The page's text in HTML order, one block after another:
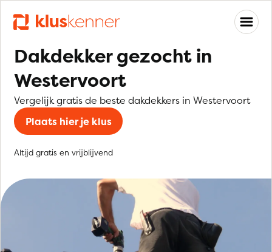
Dakdekker gezocht in
Westervoort
Vergelijk gratis de beste dakdekkers in Westervoort
Plaats hier je klus
Altijd gratis en vrijblijvend